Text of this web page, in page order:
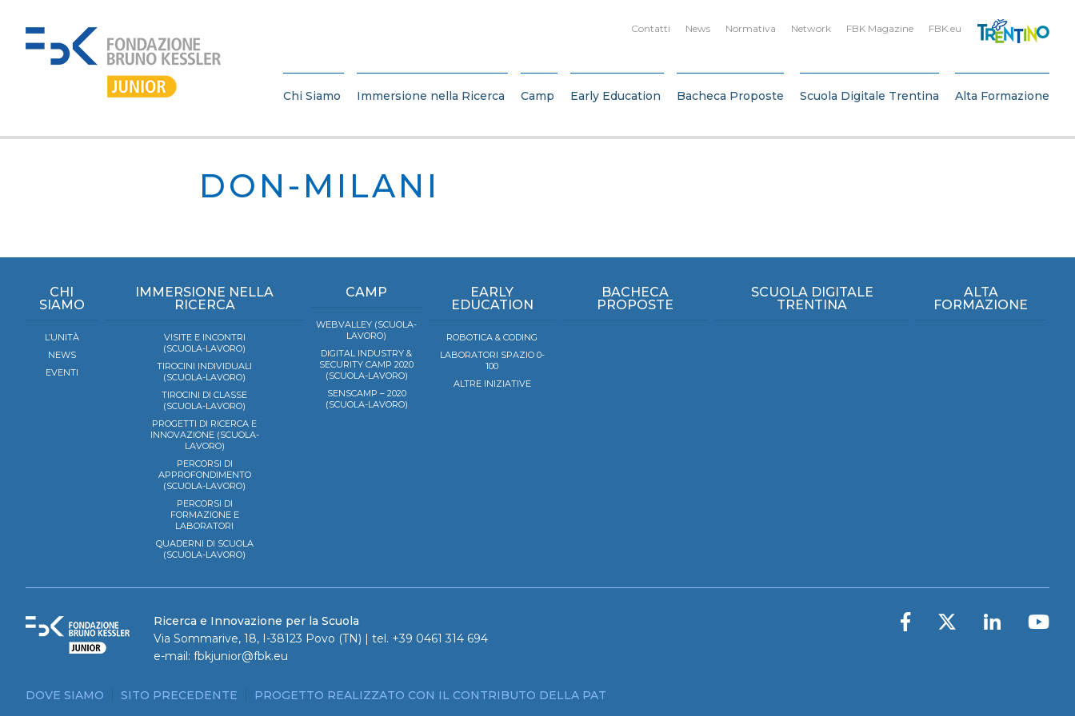
Contatti News Normativa Network FBK Magazine FBK.eu
Chi Siamo Immersione nella Ricerca Camp Early Education Bacheca Proposte Scuola Digitale Trentina Alta Formazione
DON-MILANI
CHI
SIAMO
L’UNITÀ
NEWS
EVENTI
IMMERSIONE NELLA
RICERCA
VISITE E INCONTRI
(SCUOLA-LAVORO)
TIROCINI INDIVIDUALI
(SCUOLA-LAVORO)
TIROCINI DI CLASSE
(SCUOLA-LAVORO)
PROGETTI DI RICERCA E
INNOVAZIONE (SCUOLA-
LAVORO)
PERCORSI DI
APPROFONDIMENTO
(SCUOLA-LAVORO)
PERCORSI DI
FORMAZIONE E
LABORATORI
QUADERNI DI SCUOLA
(SCUOLA-LAVORO)
CAMP
WEBVALLEY (SCUOLA-
LAVORO)
DIGITAL INDUSTRY &
SECURITY CAMP 2020
(SCUOLA-LAVORO)
SENSCAMP – 2020
(SCUOLA-LAVORO)
EARLY
EDUCATION
ROBOTICA & CODING
LABORATORI SPAZIO 0-
100
ALTRE INIZIATIVE
BACHECA
PROPOSTE
SCUOLA DIGITALE
TRENTINA
ALTA
FORMAZIONE
Ricerca e Innovazione per la Scuola
Via Sommarive, 18, I-38123 Povo (TN) | tel. +39 0461 314 694
e-mail: fbkjunior@fbk.eu
DOVE SIAMO SITO PRECEDENTE PROGETTO REALIZZATO CON IL CONTRIBUTO DELLA PAT